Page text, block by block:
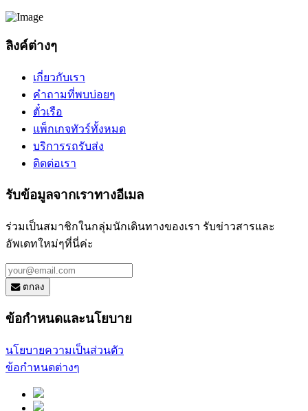
ลิงค์ต่างๆ
เกี่ยวกับเรา
คำถามที่พบบ่อยๆ
ตั๋วเรือ
แพ็กเกจทัวร์ทั้งหมด
บริการรถรับส่ง
ติดต่อเรา
รับข้อมูลจากเราทางอีเมล
ร่วมเป็นสมาชิกในกลุ่มนักเดินทางของเรา รับข่าวสารและ
อัพเดทใหม่ๆที่นี่ค่ะ
ตกลง
ข้อกำหนดและนโยบาย
นโยบายความเป็นส่วนตัว
ข้อกำหนดต่างๆ